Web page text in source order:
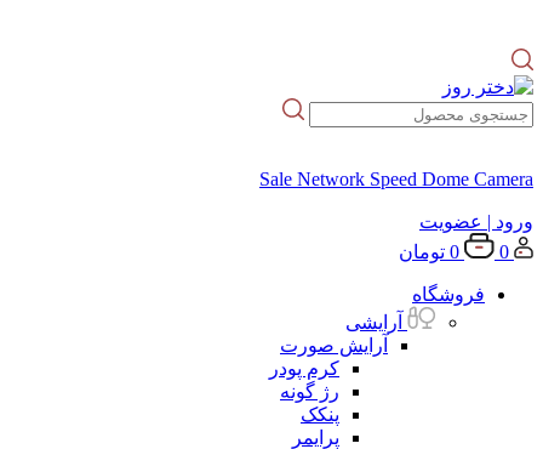
Sale Network Speed Dome Camera
ورود | عضویت
0
0 تومان
فروشگاه
آرایشی
آرایش صورت
کرم پودر
رژ گونه
پنکک
پرایمر